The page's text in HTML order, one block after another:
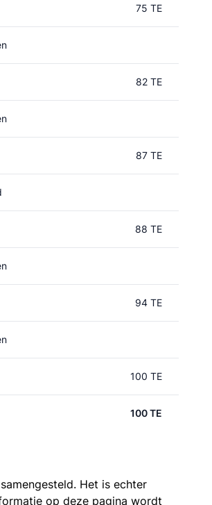
75 TE
82 TE
87 TE
88 TE
94 TE
100 TE
100 TE
Het is echter
op deze pagina wordt